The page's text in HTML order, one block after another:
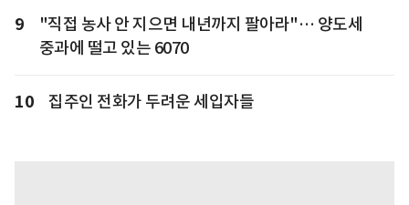
9
"직접 농사 안 지으면 내년까지 팔아라"… 양도세
중과에 떨고 있는 6070
10 집주인 전화가 두려운 세입자들